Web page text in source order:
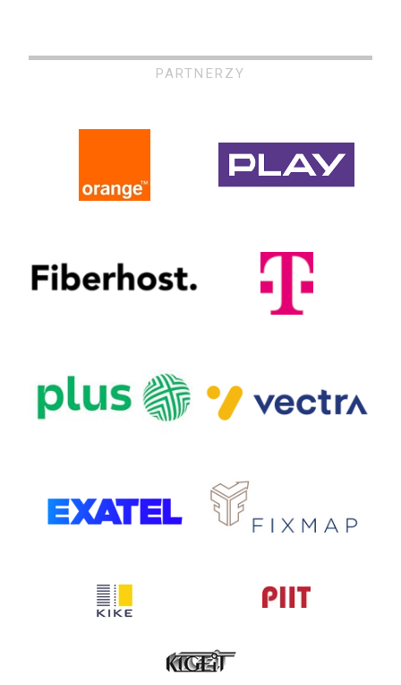
PARTNERZY